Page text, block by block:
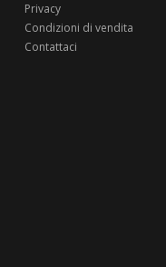
Privacy
Condizioni di vendita
Contattaci